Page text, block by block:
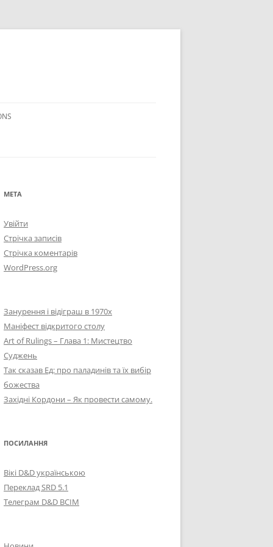
МЕТА
Увійти
Стрічка записів
Стрічка коментарів
WordPress.org
Занурення і відіграш в 1970х
Маніфест відкритого столу
Art of Rulings – Глава 1: Мистецтво
Суджень
Так сказав Ед: про паладинів та їх вибір
божества
Західні Кордони – Як провести самому.
ПОСИЛАННЯ
Вікі D&D українською
Переклад SRD 5.1
Телеграм D&D ВСІМ